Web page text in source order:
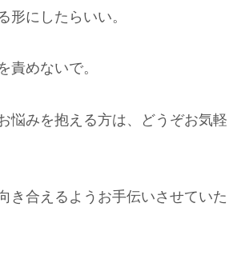
形にしたらいい。
責めないで。
悩みを抱える方は、どうぞお気軽
き合えるようお手伝いさせていた